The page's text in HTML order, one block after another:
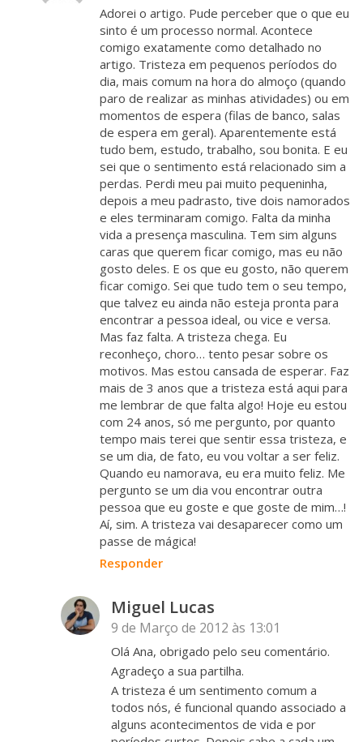
Adorei o artigo. Pude perceber que o que eu
sinto é um processo normal. Acontece
comigo exatamente como detalhado no
artigo. Tristeza em pequenos períodos do
dia, mais comum na hora do almoço (quando
paro de realizar as minhas atividades) ou em
momentos de espera (filas de banco, salas
de espera em geral). Aparentemente está
tudo bem, estudo, trabalho, sou bonita. E eu
sei que o sentimento está relacionado sim a
perdas. Perdi meu pai muito pequeninha,
depois a meu padrasto, tive dois namorados
e eles terminaram comigo. Falta da minha
vida a presença masculina. Tem sim alguns
caras que querem ficar comigo, mas eu não
gosto deles. E os que eu gosto, não querem
ficar comigo. Sei que tudo tem o seu tempo,
que talvez eu ainda não esteja pronta para
encontrar a pessoa ideal, ou vice e versa.
Mas faz falta. A tristeza chega. Eu
reconheço, choro… tento pesar sobre os
motivos. Mas estou cansada de esperar. Faz
mais de 3 anos que a tristeza está aqui para
me lembrar de que falta algo! Hoje eu estou
com 24 anos, só me pergunto, por quanto
tempo mais terei que sentir essa tristeza, e
se um dia, de fato, eu vou voltar a ser feliz.
Quando eu namorava, eu era muito feliz. Me
pergunto se um dia vou encontrar outra
pessoa que eu goste e que goste de mim…!
Aí, sim. A tristeza vai desaparecer como um
passe de mágica!
Responder
Miguel Lucas
9 de Março de 2012 às 13:01
Olá Ana, obrigado pelo seu comentário.
Agradeço a sua partilha.
A tristeza é um sentimento comum a
todos nós, é funcional quando associado a
alguns acontecimentos de vida e por